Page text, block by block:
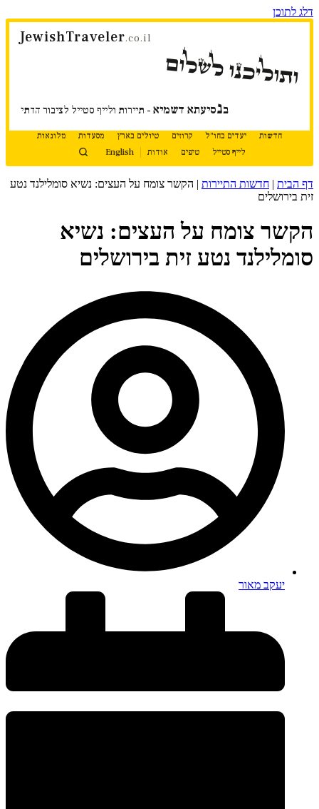
דלג לתוכן
JewishTraveler.co.il
ותוליכנו לשלום
בנסיעתא דשמיא - תיירות ולייף סטייל לציבור הדתי
חדשות יעדים בחו"ל קרוזים טיולים בארץ מסעדות
מלונאות
לייף סטייל
טיפים אודות English
דף הבית | חדשות התיירות | הקשר צומח על העצים: נשיא סומלילנד נטע
זית בירושלים
הקשר צומח על העצים: נשיא
סומלילנד נטע זית בירושלים
יעקב מאור